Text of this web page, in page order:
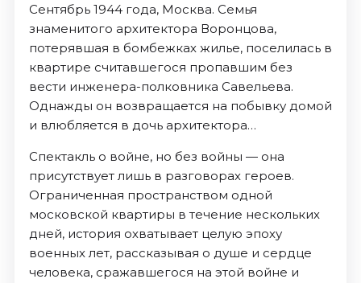
Площадки
Сентябрь 1944 года, Москва. Семья
знаменитого архитектора Воронцова,
потерявшая в бомбежках жилье, поселилась в
квартире считавшегося пропавшим без
вести инженера-полковника Савельева.
Однажды он возвращается на побывку домой
и влюбляется в дочь архитектора…
Спектакль о войне, но без войны — она
присутствует лишь в разговорах героев.
Ограниченная пространством одной
московской квартиры в течение нескольких
дней, история охватывает целую эпоху
военных лет, рассказывая о душе и сердце
человека, сражавшегося на этой войне и